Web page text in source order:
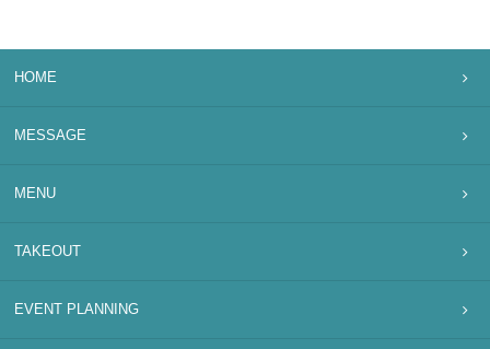
HOME
MESSAGE
MENU
TAKEOUT
EVENT PLANNING